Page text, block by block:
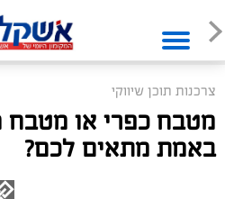
צרכנות תוכן שיווקי
מטבח כפרי או מטבח
באמת מתאים לכם?